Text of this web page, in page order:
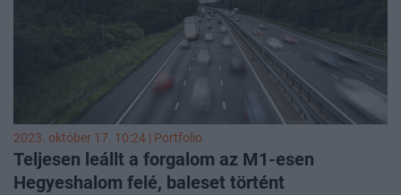
2023. október 17. 10:24 | Portfolio
Teljesen leállt a forgalom az M1-esen
Hegyeshalom felé, baleset történt